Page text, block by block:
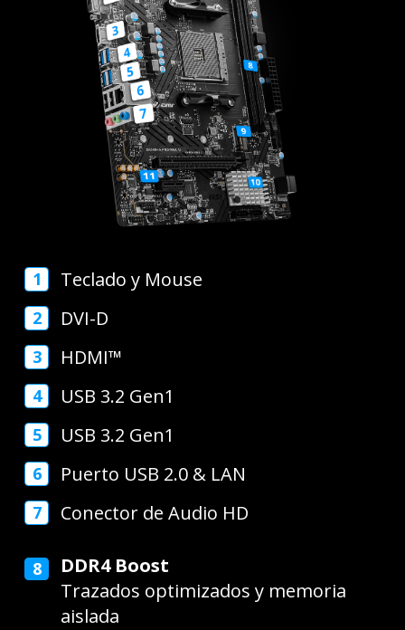
Teclado y Mouse
DVI-D
HDMI™
USB 3.2 Gen1
USB 3.2 Gen1
Puerto USB 2.0 & LAN
Conector de Audio HD
DDR4 Boost
Trazados optimizados y memoria
aislada